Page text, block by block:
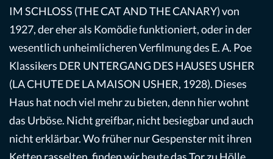
IM SCHLOSS (THE CAT AND THE CANARY) von
1927, der eher als Komödie funktioniert, oder in der
wesentlich unheimlicheren Verfilmung des E. A. Poe
Klassikers DER UNTERGANG DES HAUSES USHER
(LA CHUTE DE LA MAISON USHER, 1928). Dieses
Haus hat noch viel mehr zu bieten, denn hier wohnt
das Urböse. Nicht greifbar, nicht besiegbar und auch
nicht erklärbar. Wo früher nur Gespenster mit ihren